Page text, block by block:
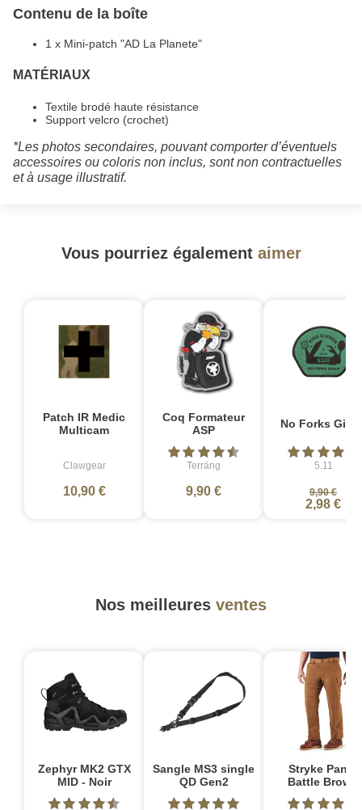
Contenu de la boîte
1 x Mini-patch "AD La Planete"
MATÉRIAUX
Textile brodé haute résistance
Support velcro (crochet)
*Les photos secondaires, pouvant comporter d’éventuels
accessoires ou coloris non inclus, sont non contractuelles
et à usage illustratif.
Vous pourriez également aimer
Patch IR Medic
Multicam
Clawgear
10,90 €
Coq Formateur
ASP
Terräng
9,90 €
No Forks
5.11
9,90 €
2,98 €
Nos meilleures ventes
Zephyr MK2 GTX
MID - Noir
Sangle MS3 single
QD Gen2
Stryke Pant -
Battle Brown